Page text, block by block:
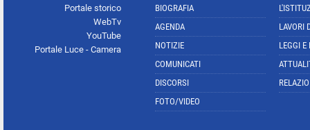
Portale storico
WebTv
YouTube
Portale Luce - Camera
BIOGRAFIA
AGENDA
NOTIZIE
COMUNICATI
DISCORSI
FOTO/VIDEO
LAVORI
LEGGI E